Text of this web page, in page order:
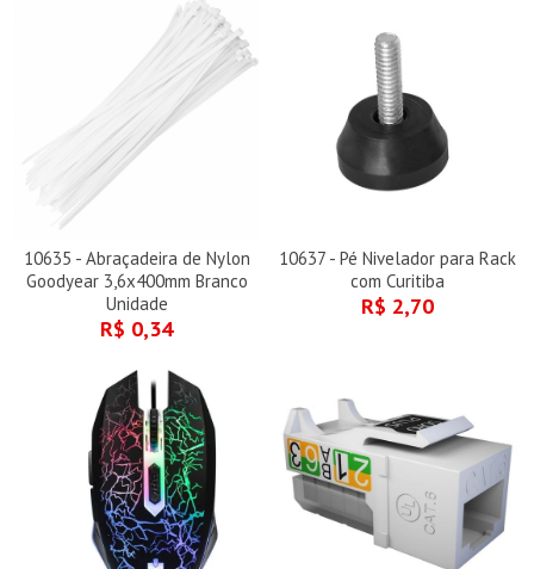
10635 - Abraçadeira de Nylon
Goodyear 3,6x400mm Branco
Unidade
R$ 0,34
10637 - Pé Nivelador para Rack
com Curitiba
R$ 2,70